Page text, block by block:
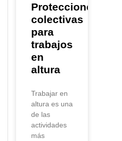
Protecciones
colectivas
para
trabajos
en
altura
Trabajar en
altura es una
de las
actividades
más